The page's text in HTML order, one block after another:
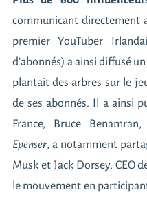
communicant directement
premier YouTuber
d’abonnés) a ainsi diffusé
plantait des arbres sur le
de ses abonnés. Il a ainsi
France, Bruce Benamran,
Epenser, a notamment
Musk et Jack Dorsey, CEO
le mouvement en